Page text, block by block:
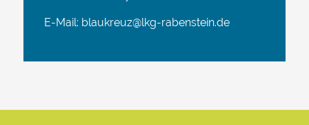
E-Mail: blaukreuz@lkg-rabenstein.de